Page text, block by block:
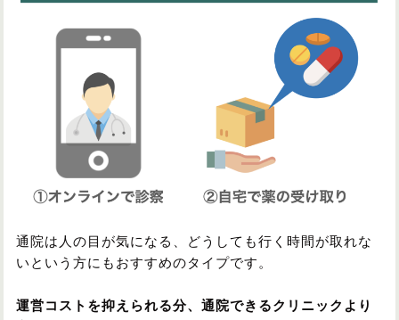
通院は人の目が気になる、どうしても行く時間が取れな
いという方にもおすすめのタイプです。
運営コストを抑えられる分、通院できるクリニックより